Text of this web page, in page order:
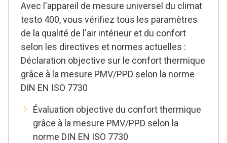
Avec l'appareil de mesure universel du climat
testo 400, vous vérifiez tous les paramètres
de la qualité de l'air intérieur et du confort
selon les directives et normes actuelles :
Déclaration objective sur le confort thermique
grâce à la mesure PMV/PPD selon la norme
DIN EN ISO 7730
Évaluation objective du confort thermique
grâce à la mesure PMV/PPD selon la
norme DIN EN ISO 7730